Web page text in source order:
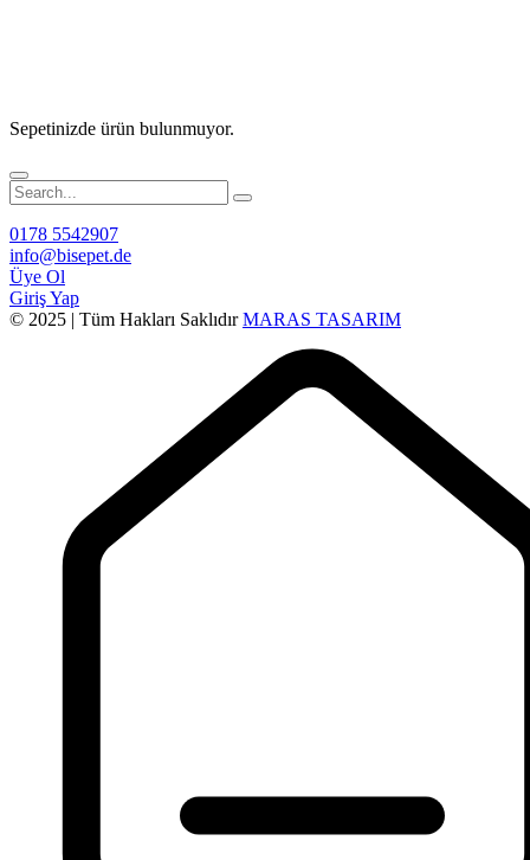
Sepetinizde ürün bulunmuyor.
0178 5542907
info@bisepet.de
Üye Ol
Giriş Yap
© 2025 | Tüm Hakları SaklıdırMARAS TASARIM